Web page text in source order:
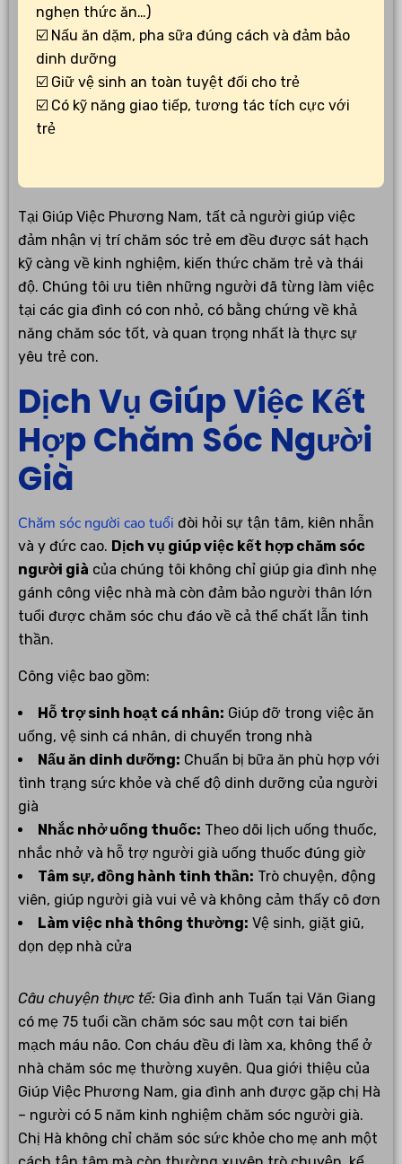
nghẹn thức ăn…)
☑️ Nấu ăn dặm, pha sữa đúng cách và đảm bảo
dinh dưỡng
☑️ Giữ vệ sinh an toàn tuyệt đối cho trẻ
☑️ Có kỹ năng giao tiếp, tương tác tích cực với
trẻ
Tại Giúp Việc Phương Nam, tất cả người giúp việc
đảm nhận vị trí chăm sóc trẻ em đều được sát hạch
kỹ càng về kinh nghiệm, kiến thức chăm trẻ và thái
độ. Chúng tôi ưu tiên những người đã từng làm việc
tại các gia đình có con nhỏ, có bằng chứng về khả
năng chăm sóc tốt, và quan trọng nhất là thực sự
yêu trẻ con.
Dịch Vụ Giúp Việc Kết
Hợp Chăm Sóc Người
Già
Chăm sóc người cao tuổi đòi hỏi sự tận tâm, kiên nhẫn
và y đức cao. Dịch vụ giúp việc kết hợp chăm sóc
người già của chúng tôi không chỉ giúp gia đình nhẹ
gánh công việc nhà mà còn đảm bảo người thân lớn
tuổi được chăm sóc chu đáo về cả thể chất lẫn tinh
thần.
Công việc bao gồm:
Hỗ trợ sinh hoạt cá nhân: Giúp đỡ trong việc ăn
uống, vệ sinh cá nhân, di chuyển trong nhà
Nấu ăn dinh dưỡng: Chuẩn bị bữa ăn phù hợp với
tình trạng sức khỏe và chế độ dinh dưỡng của người
già
Nhắc nhở uống thuốc: Theo dõi lịch uống thuốc,
nhắc nhở và hỗ trợ người già uống thuốc đúng giờ
Tâm sự, đồng hành tinh thần: Trò chuyện, động
viên, giúp người già vui vẻ và không cảm thấy cô đơn
Làm việc nhà thông thường: Vệ sinh, giặt giũ,
dọn dẹp nhà cửa
Câu chuyện thực tế: Gia đình anh Tuấn tại Văn Giang
có mẹ 75 tuổi cần chăm sóc sau một cơn tai biến
mạch máu não. Con cháu đều đi làm xa, không thể ở
nhà chăm sóc mẹ thường xuyên. Qua giới thiệu của
Giúp Việc Phương Nam, gia đình anh được gặp chị Hà
– người có 5 năm kinh nghiệm chăm sóc người già.
Chị Hà không chỉ chăm sóc sức khỏe cho mẹ anh một